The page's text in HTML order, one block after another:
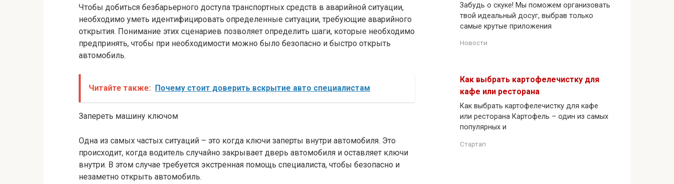
Чтобы добиться безбарьерного доступа транспортных средств в аварийной ситуации,
необходимо уметь идентифицировать определенные ситуации, требующие аварийного
открытия. Понимание этих сценариев позволяет определить шаги, которые необходимо
предпринять, чтобы при необходимости можно было безопасно и быстро открыть
автомобиль.
Читайте также: Почему стоит доверить вскрытие авто специалистам
Запереть машину ключом
Одна из самых частых ситуаций – это когда ключи заперты внутри автомобиля. Это
происходит, когда водитель случайно закрывает дверь автомобиля и оставляет ключи
внутри. В этом случае требуется экстренная помощь специалиста, чтобы безопасно и
незаметно открыть автомобиль.
Забудь о скуке! Мы поможем организовать
твой идеальный досуг, выбрав только
самые крутые приложения
Новости
Как выбрать картофелечистку для
кафе или ресторана
Как выбрать картофелечистку для кафе
или ресторана Картофель – один из самых
популярных и
Стартап